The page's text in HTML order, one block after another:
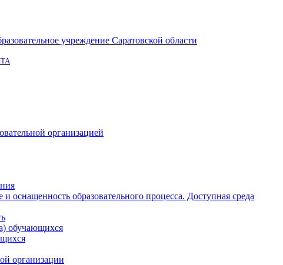
учреждение Саратовской области
организацией
оснащенность образовательного процесса. Доступная среда
обучающихся
организации